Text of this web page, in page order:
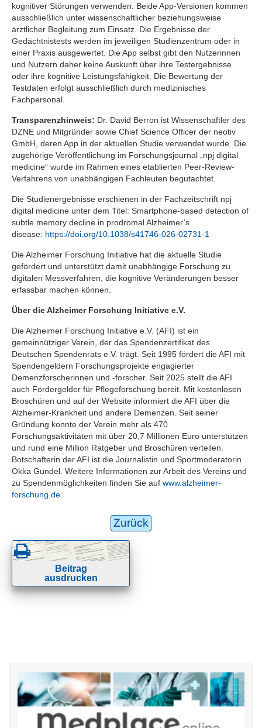
kognitiver Störungen verwenden. Beide App-Versionen kommen
ausschließlich unter wissenschaftlicher beziehungsweise
ärztlicher Begleitung zum Einsatz. Die Ergebnisse der
Gedächtnistests werden im jeweiligen Studienzentrum oder in
einer Praxis ausgewertet. Die App selbst gibt den Nutzerinnen
und Nutzern daher keine Auskunft über ihre Testergebnisse
oder ihre kognitive Leistungsfähigkeit. Die Bewertung der
Testdaten erfolgt ausschließlich durch medizinisches
Fachpersonal.
Transparenzhinweis: Dr. David Berron ist Wissenschaftler des
DZNE und Mitgründer sowie Chief Science Officer der neotiv
GmbH, deren App in der aktuellen Studie verwendet wurde. Die
zugehörige Veröffentlichung im Forschungsjournal „npj digital
medicine“ wurde im Rahmen eines etablierten Peer-Review-
Verfahrens von unabhängigen Fachleuten begutachtet.
Die Studienergebnisse erschienen in der Fachzeitschrift npj
digital medicine unter dem Titel: Smartphone-based detection of
subtle memory decline in prodromal Alzheimer’s
disease: https://doi.org/10.1038/s41746-026-02731-1
Die Alzheimer Forschung Initiative hat die aktuelle Studie
gefördert und unterstützt damit unabhängige Forschung zu
digitalen Messverfahren, die kognitive Veränderungen besser
erfassbar machen können.
Über die Alzheimer Forschung Initiative e.V.
Die Alzheimer Forschung Initiative e.V. (AFI) ist ein
gemeinnütziger Verein, der das Spendenzertifikat des
Deutschen Spendenrats e.V. trägt. Seit 1995 fördert die AFI mit
Spendengeldern Forschungsprojekte engagierter
Demenzforscherinnen und -forscher. Seit 2025 stellt die AFI
auch Fördergelder für Pflegeforschung bereit. Mit kostenlosen
Broschüren und auf der Website informiert die AFI über die
Alzheimer-Krankheit und andere Demenzen. Seit seiner
Gründung konnte der Verein mehr als 470
Forschungsaktivitäten mit über 20,7 Millionen Euro unterstützen
und rund eine Million Ratgeber und Broschüren verteilen.
Botschafterin der AFI ist die Journalistin und Sportmoderatorin
Okka Gundel. Weitere Informationen zur Arbeit des Vereins und
zu Spendenmöglichkeiten finden Sie auf www.alzheimer-
forschung.de
Zurück
Beitrag
ausdrucken